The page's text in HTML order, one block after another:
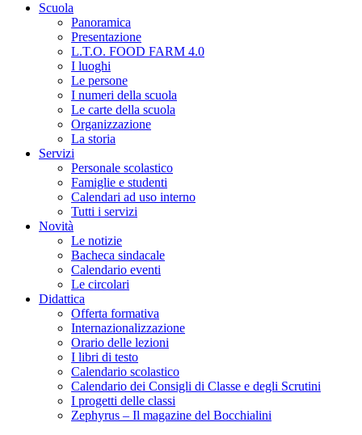
Scuola
Panoramica
Presentazione
L.T.O. FOOD FARM 4.0
I luoghi
Le persone
I numeri della scuola
Le carte della scuola
Organizzazione
La storia
Servizi
Personale scolastico
Famiglie e studenti
Calendari ad uso interno
Tutti i servizi
Novità
Le notizie
Bacheca sindacale
Calendario eventi
Le circolari
Didattica
Offerta formativa
Internazionalizzazione
Orario delle lezioni
I libri di testo
Calendario scolastico
Calendario dei Consigli di Classe e degli Scrutini
I progetti delle classi
Zephyrus – Il magazine del Bocchialini